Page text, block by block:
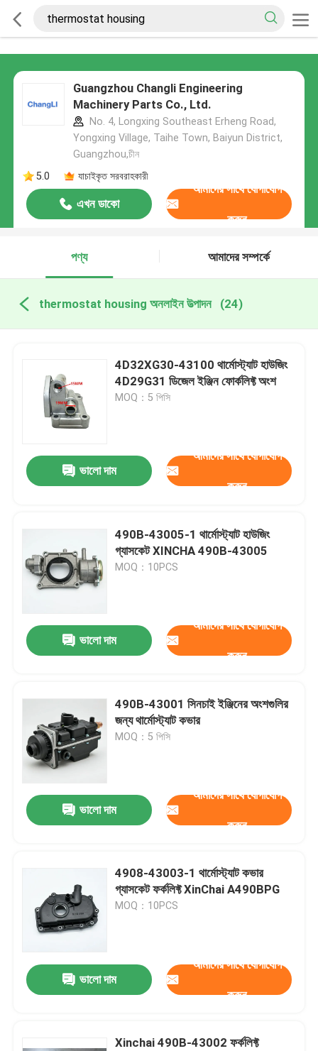
Guangzhou Changli Engineering
Machinery Parts Co., Ltd.
No. 4, Longxing Southeast Erheng Road,
Yongxing Village, Taihe Town, Baiyun District,
Guangzhou,চীন
5.0
যাচাইকৃত সরবরাহকারী
এখন ডাকো
আমাদের সাথে যোগাযোগ
করুন
পণ্য আমাদের সম্পর্কে
thermostat housing অনলাইন উত্পাদন (24)
4D32XG30-43100 থার্মোস্ট্যাট হাউজিং
4D29G31 ডিজেল ইঞ্জিন ফোর্কলিফ্ট অংশ
MOQ：5 পিসি
ভালো দাম
আমাদের সাথে যোগাযোগ
করুন
490B-43005-1 থার্মোস্ট্যাট হাউজিং
গ্যাসকেট XINCHA 490B-43005
MOQ：10PCS
ভালো দাম
আমাদের সাথে যোগাযোগ
করুন
490B-43001 সিনচাই ইঞ্জিনের অংশগুলির
জন্য থার্মোস্ট্যাট কভার
MOQ：5 পিসি
ভালো দাম
আমাদের সাথে যোগাযোগ
করুন
4908-43003-1 থার্মোস্ট্যাট কভার
গ্যাসকেট ফর্কলিফ্ট XinChai A490BPG
MOQ：10PCS
ভালো দাম
আমাদের সাথে যোগাযোগ
করুন
Xinchai 490B-43002 ফর্কলিফ্ট